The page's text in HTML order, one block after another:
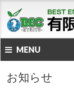
MENU
お知らせ